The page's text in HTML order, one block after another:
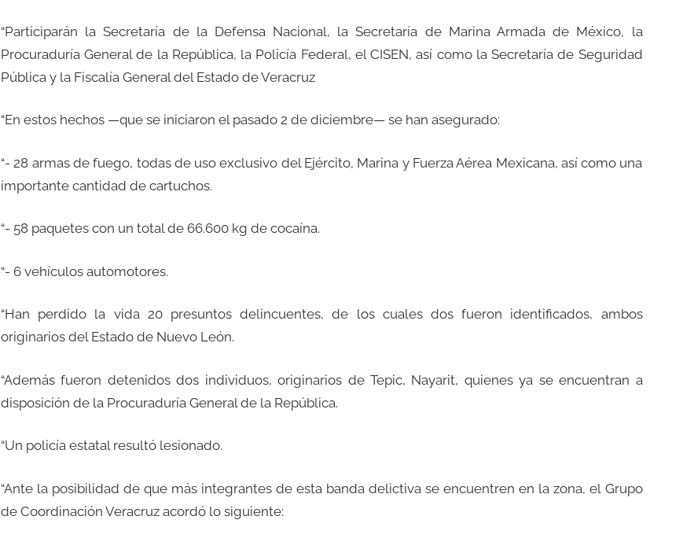
“Participarán la Secretaría de la Defensa Nacional, la Secretaría de Marina Armada de México, la
Procuraduría General de la República, la Policía Federal, el CISEN, así como la Secretaría de Seguridad
Pública y la Fiscalía General del Estado de Veracruz
“En estos hechos —que se iniciaron el pasado 2 de diciembre— se han asegurado:
“- 28 armas de fuego, todas de uso exclusivo del Ejército, Marina y Fuerza Aérea Mexicana, así como una
importante cantidad de cartuchos.
“- 58 paquetes con un total de 66.600 kg de cocaína.
“- 6 vehículos automotores.
“Han perdido la vida 20 presuntos delincuentes, de los cuales dos fueron identificados, ambos
originarios del Estado de Nuevo León.
“Además fueron detenidos dos individuos, originarios de Tepic, Nayarit, quienes ya se encuentran a
disposición de la Procuraduría General de la República.
“Un policía estatal resultó lesionado.
“Ante la posibilidad de que más integrantes de esta banda delictiva se encuentren en la zona, el Grupo
de Coordinación Veracruz acordó lo siguiente: